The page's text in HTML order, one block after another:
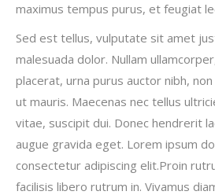
maximus tempus purus, et feugiat
Sed est tellus, vulputate sit amet
malesuada dolor. Nullam
placerat, urna purus auctor nibh,
ut mauris. Maecenas nec tellus
vitae, suscipit dui. Donec hendrerit
augue gravida eget. Lorem ipsum
consectetur adipiscing elit.Proin
facilisis libero rutrum in. Vivamus